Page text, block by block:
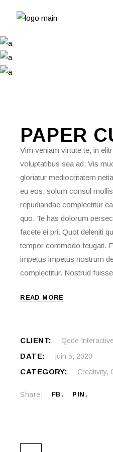
PAPER
Vim veniam virtute te, in
voluptatibus sea ad. Vis
gloriatur mediocritatem
eu eos, solum consul
repudiandae complectitur
quo. Te has dolorum
facete ei pri. Quot deleniti
tempor commodo feugait.
impetus impetus nostrum
complectitur. Nostrud
READ MORE
CLIENT: Qode Interactive
DATE: juin 5, 2020
CATEGORY: Creativity,
Share: FB PIN